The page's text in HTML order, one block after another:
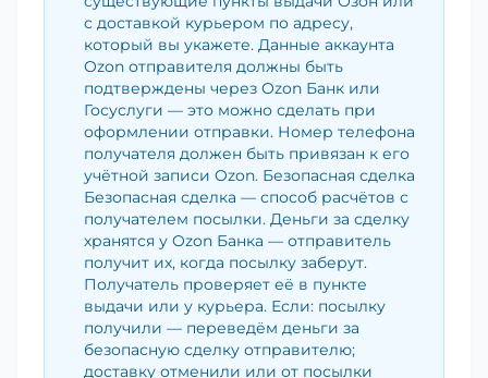
с доставкой курьером по адресу,
который вы укажете. Данные аккаунта
Ozon отправителя должны быть
подтверждены через Ozon Банк или
Госуслуги — это можно сделать при
оформлении отправки. Номер телефона
получателя должен быть привязан к его
учётной записи Ozon. Безопасная сделка
Безопасная сделка — способ расчётов с
получателем посылки. Деньги за сделку
хранятся у Ozon Банка — отправитель
получит их, когда посылку заберут.
Получатель проверяет её в пункте
выдачи или у курьера. Если: посылку
получили — переведём деньги за
безопасную сделку отправителю;
доставку отменили или от посылки